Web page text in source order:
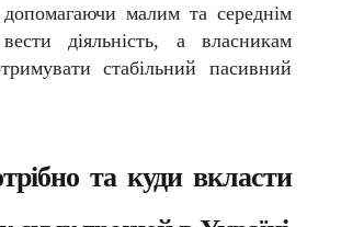
допомагаючи малим та середнім
діяльність, а власникам
стабільний пасивний
та куди вкласти